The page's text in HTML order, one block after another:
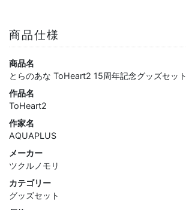
商品仕様
商品名
とらのあな ToHeart2 15周年記念グッズセット
作品名
ToHeart2
作家名
AQUAPLUS
メーカー
ツクルノモリ
カテゴリー
グッズセット